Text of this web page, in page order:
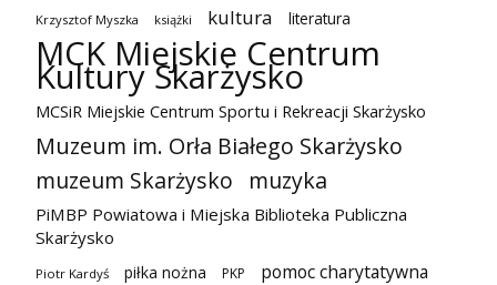
Krzysztof Myszka książki kultura literatura
MCK Miejskie Centrum
Kultury Skarżysko
MCSiR Miejskie Centrum Sportu i Rekreacji Skarżysko
Muzeum im. Orła Białego Skarżysko
muzeum Skarżysko
muzyka
PiMBP Powiatowa i Miejska Biblioteka Publiczna
Skarżysko
Piotr Kardyś piłka nożna PKP
pomoc charytatywna